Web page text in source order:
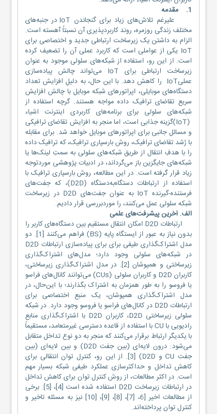
1. مقدمه
علیرغم تلاش‌های زیاد برای گنجاندن IoT در جنبه‌های
مختلف زندگی روزمره، روند کاربردپذیری آن نسبتاً آهسته است.
الزام به داشتن یک زیرساخت ارتباطی جدید و اختصاصی برای
IoT یکی از عواملی است که کاربرد عملی آن را تضعیف کرده
است. از این رو، استفاده از شبکه‌های سلولی موجود به عنوان
زیرساخت ارتباطی برای IoT می‌تواند چالش پیاده‌سازی
عملیIoT را کاهش دهد. با این حال، به دلیلِ افزایش تعداد
دستگاه‌های موبایلی، اپراتورهای شبکه موبایل با چالش افزایش
سریع تقاضای ترافیک داده مواجه هستند. گرچه استفاده از
شبکه‌های سلولی برای برنامه‌های کاربردی اینترنت اشیاء
(IoT)گزینه جذابی است، اما منجر به افزایش تقاضای ترافیکی
و مسائل جانبی برای اپراتورهای موبایل خواهد شد. برای مقابله
با رُشد تقاضای ترافیک، روش بارسپاری ترافیک، که ترافیک داده
را با هدفِ انتقال از طریق شبکه‌های سلولی به سمتِ لینک‌ها یا
شبکه‌های جایگزین باز می‌گرداند، در ادبیات پژوهشی موردتوجه
زیاد قرار گرفته است. در این مطالعه، روش بارسپاری ترافیک با
استفاده از ارتباطات دستگاه‌به‌دستگاه (D2D)، که جفت‌های
فرستنده-گیرنده IoT به عنوان جفت‌های D2D در زیرساخت
شبکه سلولی عمل می‌کنند، را موردبررسی قرار دادیم.
الف. آخرین پیشرفت‌های علمی
ارتباطات D2D امکان انتقال مستقیم بین دستگاه‌های کاربر را
بدون نیاز به عبور از ایستگاه پایه (BS) فراهم می‌کنند [1]. دو
مدل اشتراک‌گذاری طیفی برای برای پیاده‌سازی ارتباطات D2D
در شبکه‌های سلولی وجود دارد؛ مدل‌های اشتراک‌گذاری
زیرساختی و همپوشان [2]. در مدل اشتراک‌گذاری زیرساختی،
کاربران D2D و کاربران سلولی (CUs) می‌توانند کانال‌های فراسو
یا فروسو را به طور همزمان به اشتراک بگذارند؛ با این‌حال، در
مدل اشتراک‌گذاری همپوشان، یک منبع اختصاصی برای
ارتباطات D2D در کانال‌های فراسو یا فروسو وجود دارد. در شبکه
سلولی زیرساختی D2D، کاربران D2D با اشتراک‌گذاری منابع
رادیویی با CU با استفاده از قاعده دسترسی غیرمتعامد، مستقیماً
با یکدیگر ارتباط برقرار می‌کنند که منجر به دو نوع تداخل متقابل
می‌شود: درون لایه‌ای (بین جفت D2D) و بین لایه‌ای (بین
جفت CU و D2D) [3]. از این رو، کنترل توان انتقالی برای
کاهش تداخل و حداکثرسازی عملکرد طیفی شبکه بسیار مهم
است. در اکثر مطالعات، از روش کنترل توان برای کاهش تداخل
در ارتباطات زیرساخت D2D استفاده شده است [4]، [5]. برخی
از مطالعات اخیر [6، [7]، [8]، [9]، [10] نیز به مسئله تاخیر و
کنترل توان پرداخته‌اند.